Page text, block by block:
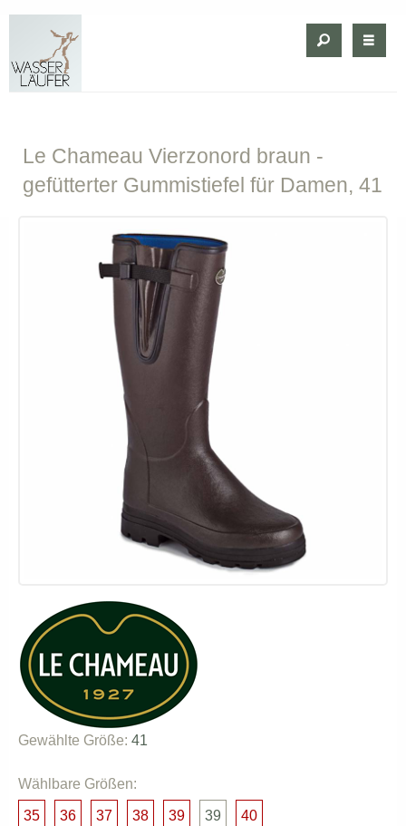
Le Chameau Vierzonord braun -
gefütterter Gummistiefel für Damen, 41
Gewählte Größe: 41
Wählbare Größen:
35 36 37 38 39 39 40